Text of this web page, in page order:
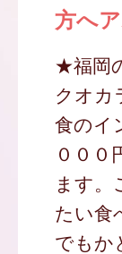
方へ
★福岡
クオカ
食のイ
０００
ます。
たい食
でもか